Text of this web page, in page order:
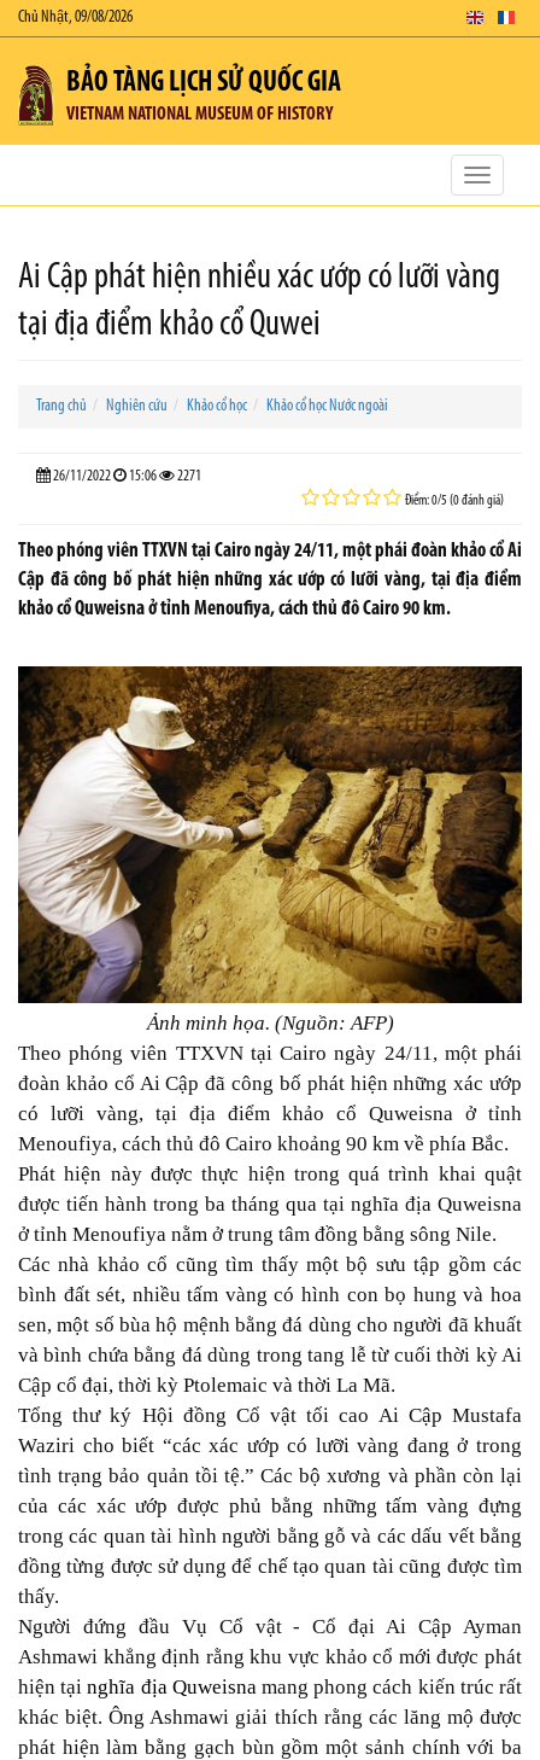
Chủ Nhật, 09/08/2026
BẢO TÀNG LỊCH SỬ QUỐC GIA
VIETNAM NATIONAL MUSEUM OF HISTORY
Toggle
Ai Cập phát hiện nhiều xác ướp có lưỡi vàng
tại địa điểm khảo cổ Quwei
Trang chủ Nghiên cứu Khảo cổ học Khảo cổ học Nước ngoài
26/11/2022 15:06 2271
Điểm: 0/5 (0 đánh giá)
Theo phóng viên TTXVN tại Cairo ngày 24/11, một phái đoàn khảo cổ Ai
Cập đã công bố phát hiện những xác ướp có lưỡi vàng, tại địa điểm
khảo cổ Quweisna ở tỉnh Menoufiya, cách thủ đô Cairo 90 km.
Ảnh minh họa. (Nguồn: AFP)
Theo phóng viên TTXVN tại Cairo ngày 24/11, một phái
đoàn khảo cổ Ai Cập đã công bố phát hiện những xác ướp
có lưỡi vàng, tại địa điểm khảo cổ Quweisna ở tỉnh
Menoufiya, cách thủ đô Cairo khoảng 90 km về phía Bắc.
Phát hiện này được thực hiện trong quá trình khai quật
được tiến hành trong ba tháng qua tại nghĩa địa Quweisna
ở tỉnh Menoufiya nằm ở trung tâm đồng bằng sông Nile.
Các nhà khảo cổ cũng tìm thấy một bộ sưu tập gồm các
bình đất sét, nhiều tấm vàng có hình con bọ hung và hoa
sen, một số bùa hộ mệnh bằng đá dùng cho người đã khuất
và bình chứa bằng đá dùng trong tang lễ từ cuối thời kỳ Ai
Cập cổ đại, thời kỳ Ptolemaic và thời La Mã.
Tổng thư ký Hội đồng Cổ vật tối cao Ai Cập Mustafa
Waziri cho biết “các xác ướp có lưỡi vàng đang ở trong
tình trạng bảo quản tồi tệ.” Các bộ xương và phần còn lại
của các xác ướp được phủ bằng những tấm vàng đựng
trong các quan tài hình người bằng gỗ và các dấu vết bằng
đồng từng được sử dụng để chế tạo quan tài cũng được tìm
thấy.
Người đứng đầu Vụ Cổ vật - Cổ đại Ai Cập Ayman
Ashmawi khẳng định rằng khu vực khảo cổ mới được phát
hiện tạinghĩa địa Quweisna mang phong cách kiến trúc rất
khác biệt. Ông Ashmawi giải thích rằng các lăng mộ được
phát hiện làm bằng gạch bùn gồm một sảnh chính với ba